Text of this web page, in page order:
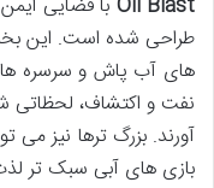
Oil Blast با فضایی
طراحی شده است. این
های آب پاش و سرسره
نفت و اکتشاف، لحظاتی
آورند. بزرگ ترها نیز می
بازی های آبی سبک تر